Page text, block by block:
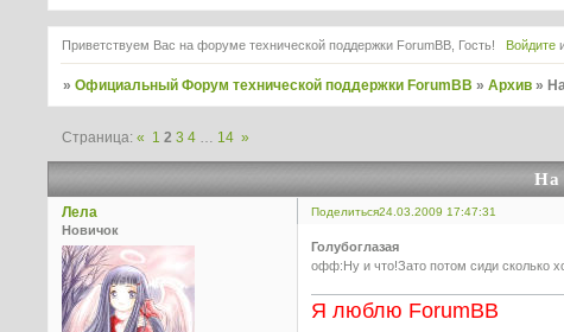
Приветствуем Вас на форуме технической поддержки ForumBB, Гость! Войдите
»Официальный Форум технической поддержки ForumBB »Архив »
На
Страница:« 1 2 3 4 … 14 »
Поделиться24.03.2009 17:47:31
Лела
Новичок
Голубоглазая
офф:Ну и что!Зато потом сиди сколько
Я люблю ForumBB